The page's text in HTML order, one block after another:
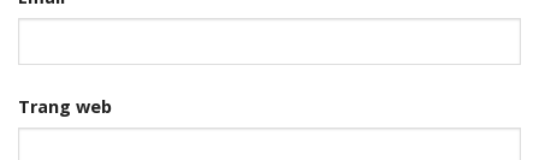
Trang web